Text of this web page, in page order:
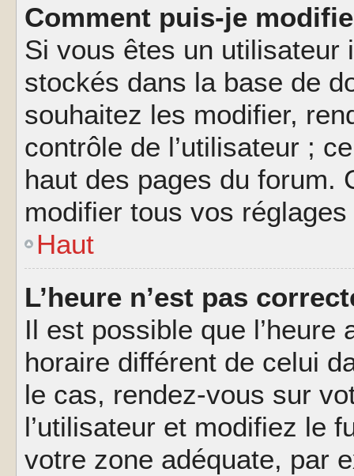
Comment puis-je
Si vous êtes un
stockés dans la base de
souhaitez les modifier,
contrôle de l’utilisateur ;
haut des pages du forum.
modifier tous vos
Haut
L’heure n’est pas
Il est possible que
horaire différent de celui
le cas, rendez-vous sur
l’utilisateur et modifiez le
votre zone adéquate, par